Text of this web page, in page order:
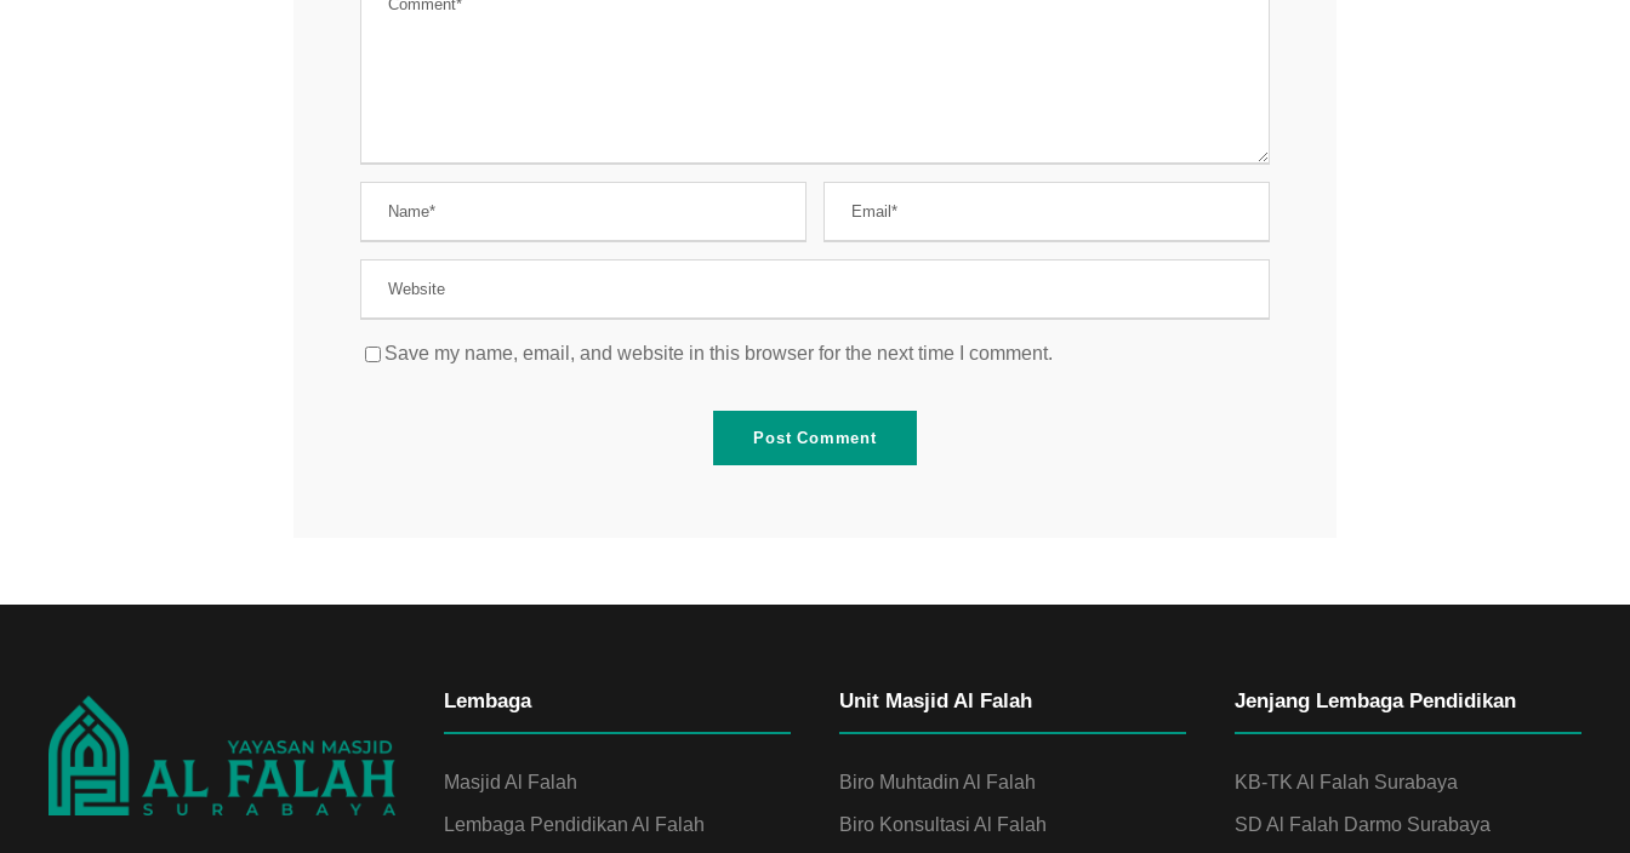
Save my name, email, and website in this browser for the next time I comment.
Lembaga
Masjid Al Falah
Lembaga Pendidikan Al Falah
Unit Masjid Al Falah
Biro Muhtadin Al Falah
Biro Konsultasi Al Falah
Jenjang Lembaga Pendidikan
KB-TK Al Falah Surabaya
SD Al Falah Darmo Surabaya